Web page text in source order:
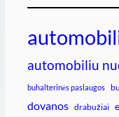
automobiliu
buhalterinės paslaugos
dovanos drabužiai